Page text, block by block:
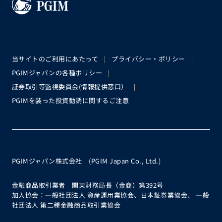
当サイトのご利用にあたって
プライバシー・ポリシー
PGIMジャパンの各種ポリシー
証券取引等監視委員会(情報提供窓口）
PGIMを装った投資勧誘に関するご注意
PGIMジャパン株式会社 (PGIM Japan Co., Ltd.)
金融商品取引業者 関東財務局長（金商）第392号
加入協会：一般社団法人 資産運用業協会、日本証券業協会、 一般
社団法人 第二種金融商品取引業協会